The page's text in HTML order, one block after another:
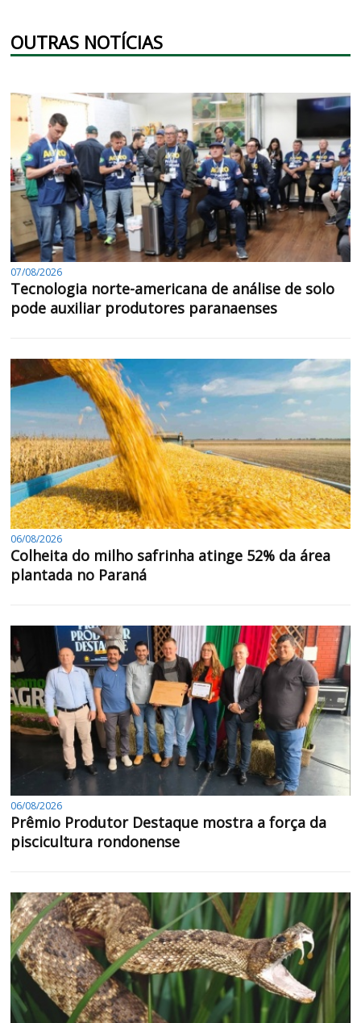
OUTRAS NOTÍCIAS
07/08/2026
Tecnologia norte-americana de análise de solo
pode auxiliar produtores paranaenses
06/08/2026
Colheita do milho safrinha atinge 52% da área
plantada no Paraná
06/08/2026
Prêmio Produtor Destaque mostra a força da
piscicultura rondonense